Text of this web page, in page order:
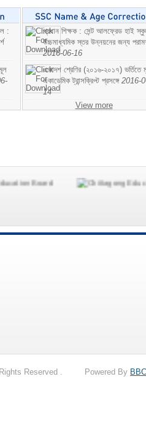
:
প্রধান শিক্ষক : সেন্ট আলফ্রেড হাই
উচ্চমাধ্যমিক স্তর উন্নয়নের জন্য
2016-06-16
একাদশ শ্রেণির (২০১৬-২০১৭) ভর্তিতে
একাডেমিক ট্রান্সক্রিপ্ট প্রসঙ্গে 2016-
14
View more
Reserved . Powered By